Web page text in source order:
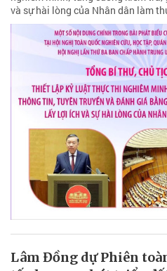
và sự hài lòng của Nhân dân làm
Lâm Đồng dự Phiên